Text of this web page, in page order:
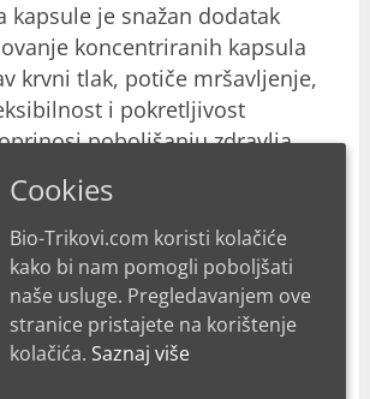
kapsule je snažan dodatak
koncentriranih kapsula
krvni tlak, potiče mršavljenje,
i pokretljivost
poboljšanju zdravlja
vidite, postoje brojne
s proizvodom zbog
ekstrakta na kojem se temelji
Ipak, glavni fokus pripravka je
i njezinih neugodnih
Benaga Chaga je potpuno
za redovitu upotrebu jer
nikakve kontraindikacije.
Cookies
Bio-Trikovi.com koristi kolačiće
kako bi nam pomogli poboljšati
naše usluge. Pregledavanjem ove
stranice pristajete na korištenje
kolačića. Saznaj više